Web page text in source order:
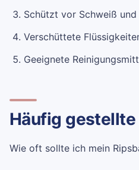
Schützt vor Schweiß
Verschüttete
Geeignete
Häufig gestellte
Wie oft sollte ich mein